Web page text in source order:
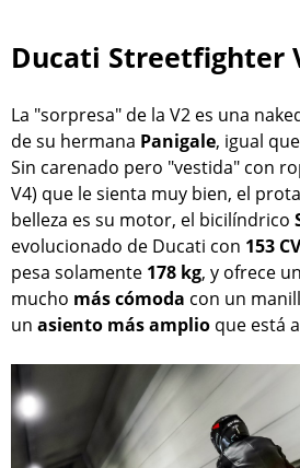
Ducati Streetfighter
La "sorpresa" de la V2 es una
de su hermana Panigale, igual
Sin carenado pero "vestida" con
V4) que le sienta muy bien, el
belleza es su motor, el bicilíndrico
evolucionado de Ducati con 153
pesa solamente 178 kg, y ofrece
mucho más cómoda con un
un asiento más amplio que está